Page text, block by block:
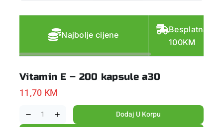
Najbolje cijene
Besplatna
100KM
Vitamin E – 200 kapsule a30
11,70 KM
Dodaj U Korpu